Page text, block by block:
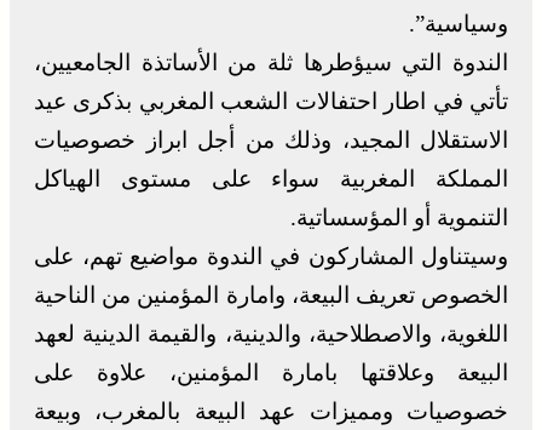
وسياسية”.
الندوة التي سيؤطرها ثلة من الأساتذة الجامعيين،
تأتي في اطار احتفالات الشعب المغربي بذكرى عيد
الاستقلال المجيد، وذلك من أجل ابراز خصوصيات
المملكة المغربية سواء على مستوى الهياكل
التنموية أو المؤسساتية.
وسيتناول المشاركون في الندوة مواضيع تهم، على
الخصوص تعريف البيعة، وامارة المؤمنين من الناحية
اللغوية، والاصطلاحية، والدينية، والقيمة الدينية لعهد
البيعة وعلاقتها بامارة المؤمنين، علاوة على
خصوصيات ومميزات عهد البيعة بالمغرب، وبيعة